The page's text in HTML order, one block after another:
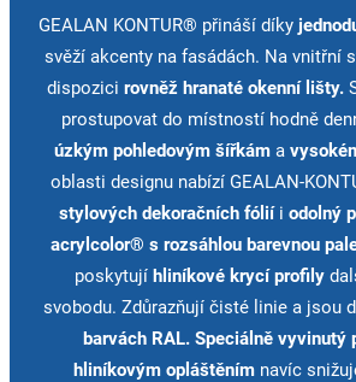
GEALAN KONTUR® přináší díky
svěží akcenty na fasádách. Na vnitřní
dispozici rovněž hranaté okenní lišty.
prostupovat do místností hodně
úzkým pohledovým šířkáma
oblasti designu nabízí GEALAN-
stylových dekoračních fóliíi odolný
acrylcolor® s rozsáhlou barevnou
poskytují hliníkové krycí profily
svobodu. Zdůrazňují čisté linie a jsou
barvách RAL. Speciálně vyvinutý
hliníkovým opláštěním navíc